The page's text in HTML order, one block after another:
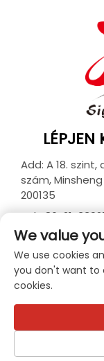
LÉPJEN
Add: A 18.
szám,
200135
Tel:+86-21-
E-mail:[email
Szerzői jog ©
Limited
We value
We use cookies
you don't want to
cookies.